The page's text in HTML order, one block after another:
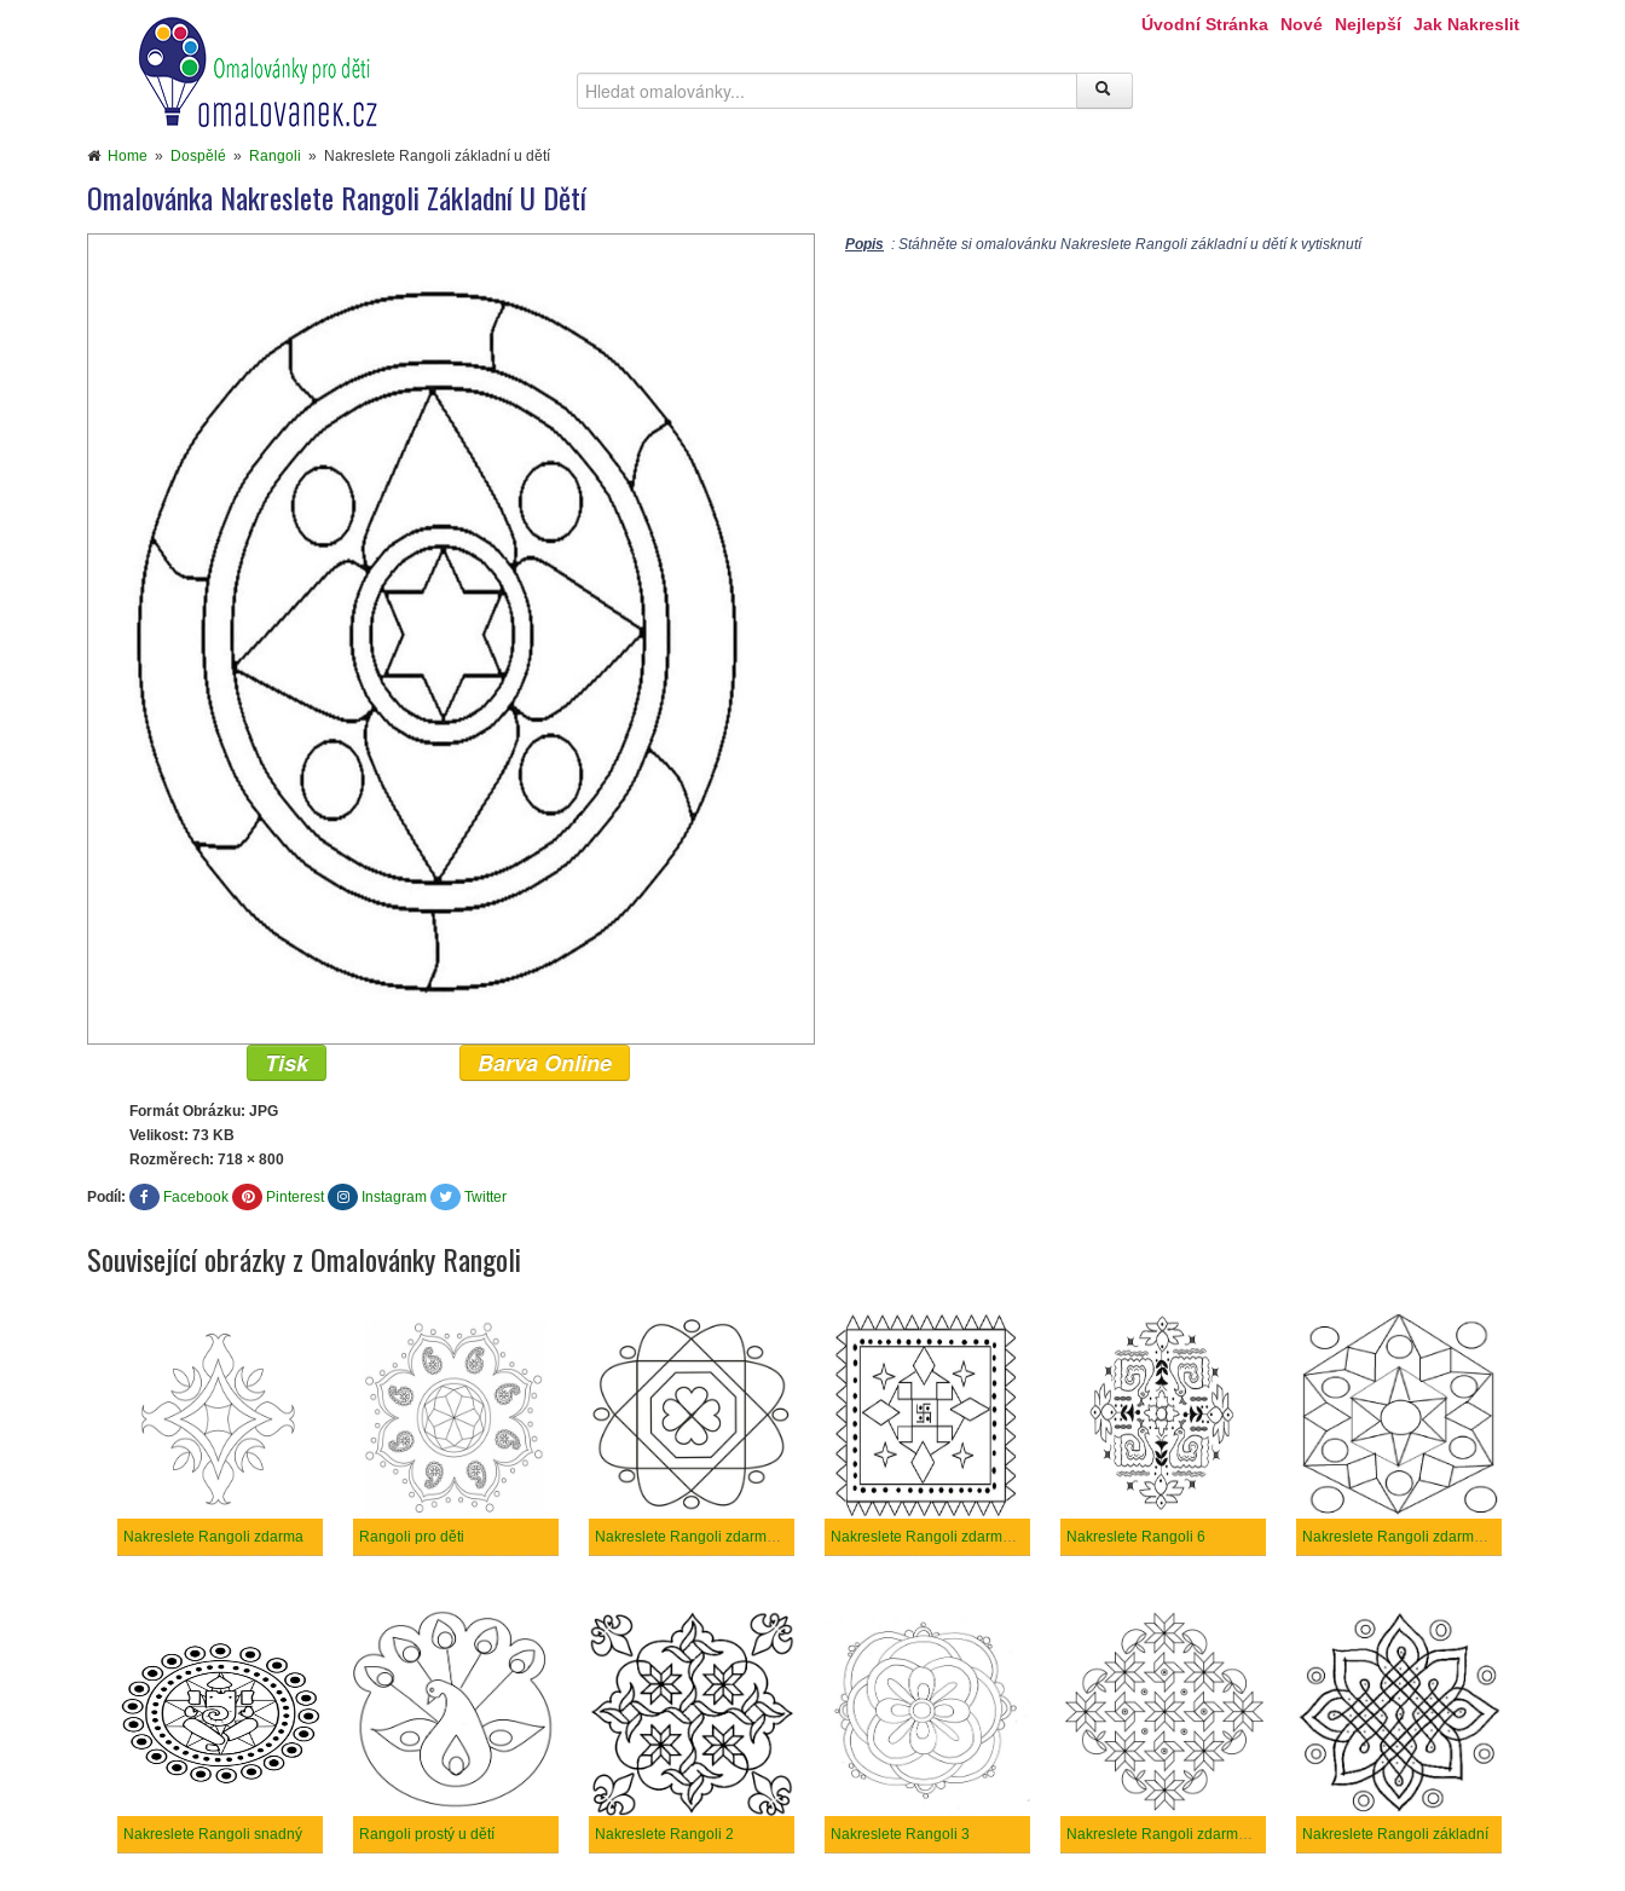
Úvodní Stránka Nové Nejlepší Jak Nakreslit
Home » Dospělé » Rangoli » Nakreslete Rangoli základní u dětí
Omalovánka Nakreslete Rangoli Základní U Dětí
Popis : Stáhněte si omalovánku Nakreslete Rangoli základní u dětí k vytisknutí
Tisk Barva Online
Formát Obrázku: JPG
Velikost: 73 KB
Rozměrech: 718 × 800
Podíl: Facebook Pinterest Instagram Twitter
Související obrázky z Omalovánky Rangoli
Nakreslete Rangoli zdarma Rangoli pro děti Nakreslete Rangoli 6
Nakreslete Rangoli snadný Rangoli prostý u dětí Nakreslete Rangoli 2 Nakreslete Rangoli 3 Nakreslete Rangoli základní